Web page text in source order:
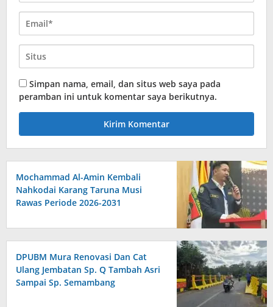
Simpan nama, email, dan situs web saya pada
peramban ini untuk komentar saya berikutnya.
Mochammad Al-Amin Kembali
Nahkodai Karang Taruna Musi
Rawas Periode 2026-2031
DPUBM Mura Renovasi Dan Cat
Ulang Jembatan Sp. Q Tambah Asri
Sampai Sp. Semambang